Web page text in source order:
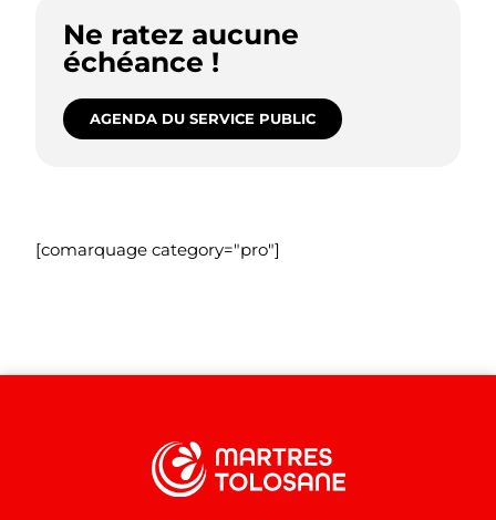
Ne ratez aucune
échéance !
AGENDA DU SERVICE PUBLIC
[comarquage category="pro"]